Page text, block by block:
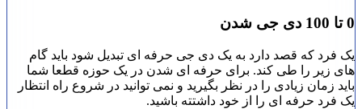
0 تا 100 دی جی شدن
یک فرد که قصد دارد به یک دی جی حرفه ای تبدیل شود باید گام
های زیر را طی کند. برای حرفه ای شدن در یک حوزه قطعا شما
باید زمان زیادی را در نظر بگیرید و نمی توانید در شروع راه انتظار
یک فرد حرفه ای را از خود داشتته باشید.